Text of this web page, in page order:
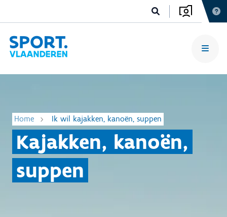
Home Ik wil kajakken, kanoën, suppen
Kajakken, kanoën,
suppen